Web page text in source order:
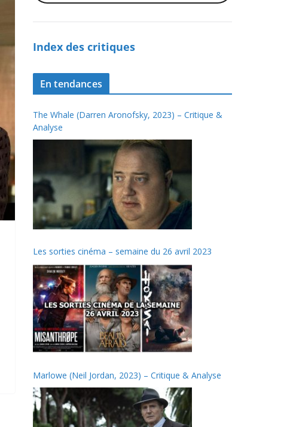
Index des critiques
En tendances
The Whale (Darren Aronofsky, 2023) – Critique &
Analyse
Les sorties cinéma – semaine du 26 avril 2023
Marlowe (Neil Jordan, 2023) – Critique & Analyse